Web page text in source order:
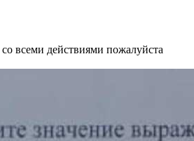
всеми действиями пожалуйста